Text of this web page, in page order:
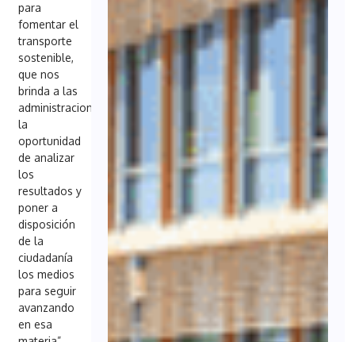
para
fomentar el
transporte
sostenible,
que nos
brinda a las
administraciones
la
oportunidad
de analizar
los
resultados y
poner a
disposición
de la
ciudadanía
los medios
para seguir
avanzando
en esa